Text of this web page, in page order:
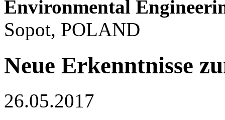
Environmental
Sopot, POLAND
Neue Erkenntnisse
26.05.2017